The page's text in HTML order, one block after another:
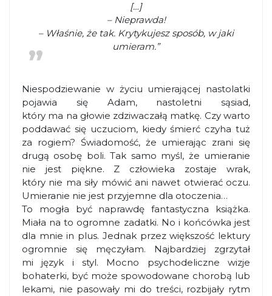
[…]
– Nieprawda!
– Właśnie, że tak. Krytykujesz sposób, w jaki
umieram.”
Niespodziewanie w życiu umierającej nastolatki
pojawia się Adam, nastoletni sąsiad,
który ma na głowie zdziwaczałą matkę. Czy warto
poddawać się uczuciom, kiedy śmierć czyha tuż
za rogiem? Świadomość, że umierając zrani się
drugą osobę boli. Tak samo myśl, że umieranie
nie jest piękne. Z człowieka zostaje wrak,
który nie ma siły mówić ani nawet otwierać oczu.
Umieranie nie jest przyjemne dla otoczenia…
To mogła być naprawdę fantastyczna książka.
Miała na to ogromne zadatki. No i końcówka jest
dla mnie in plus. Jednak przez większość lektury
ogromnie się męczyłam. Najbardziej zgrzytał
mi język i styl. Mocno psychodeliczne wizje
bohaterki, być może spowodowane chorobą lub
lekami, nie pasowały mi do treści, rozbijały rytm